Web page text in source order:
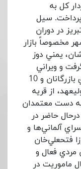
كل به
پرداخت. سيل
قمري تبريز در دوران
مخصوصاً بازار
يمني دوز
و ويراني
بسياري به بار آورد. صاحبديوان با ياري بازرگانان و 10
از قريه
به دست معتمدان
حاضر در
آلماني‌ها و
فتحعلي‌خان
مردي فعال و
ماموريت در